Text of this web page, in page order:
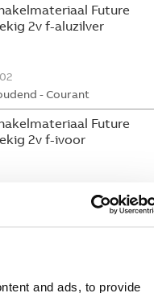
and ads, to provide
Future
2v f-aluzilver
- Courant
Future
2v f-ivoor
- Uitlopend